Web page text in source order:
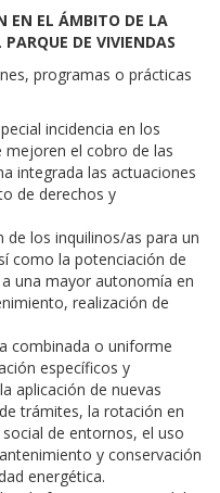
EN EL ÁMBITO DE LA
DE VIVIENDAS
programas o prácticas
incidencia en los
el cobro de las
integrada las actuaciones
de derechos y
de los inquilinos/as para un
como la potenciación de
una mayor autonomía en
realización de
combinada o uniforme
específicos y
aplicación de nuevas
trámites, la rotación en
de entornos, el uso
y conservación
energética.